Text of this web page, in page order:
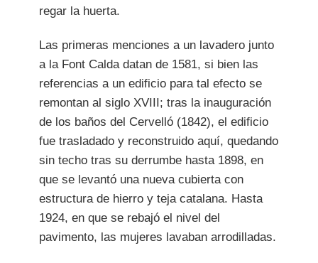
regar la huerta.
Las primeras menciones a un lavadero junto
a la Font Calda datan de 1581, si bien las
referencias a un edificio para tal efecto se
remontan al siglo XVIII; tras la inauguración
de los baños del Cervelló (1842), el edificio
fue trasladado y reconstruido aquí, quedando
sin techo tras su derrumbe hasta 1898, en
que se levantó una nueva cubierta con
estructura de hierro y teja catalana. Hasta
1924, en que se rebajó el nivel del
pavimento, las mujeres lavaban arrodilladas.